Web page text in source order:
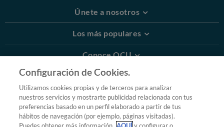
Únete a nosotros
Los más populares
Conoce OCU
Más Información
© 2026 OCU
Condiciones generales de contratación de OCU
Política de privacidad
Configuración de Cookies.
Utilizamos cookies propias y de terceros para analizar
nuestros servicios y mostrarte publicidad relacionada con tus
preferencias basado en un perfil elaborado a partir de tus
hábitos de navegación (por ejemplo, páginas visitadas).